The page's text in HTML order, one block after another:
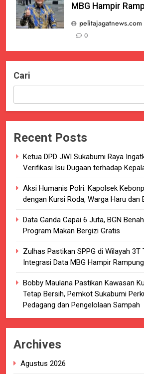
MBG Hampir
pelitajagatnews.com
0
Cari
Recent Posts
Ketua DPD JWI Sukabumi Raya
Verifikasi Isu Dugaan terhadap
Aksi Humanis Polri: Kapolsek
dengan Kursi Roda, Warga Haru dan
Data Ganda Capai 6 Juta, BGN
Program Makan Bergizi Gratis
Zulhas Pastikan SPPG di Wilayah 3T
Integrasi Data MBG Hampir Rampung
Bobby Maulana Pastikan Kawasan
Tetap Bersih, Pemkot Sukabumi
Pedagang dan Pengelolaan Sampah
Archives
Agustus 2026